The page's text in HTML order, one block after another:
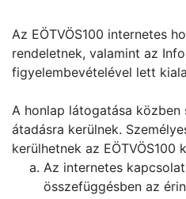
Az EÖTVÖS100 internetes
rendeletnek, valamint az
figyelembevételével lett
A honlap látogatása közben
átadásra kerülnek.
kerülhetnek az EÖTVÖS100
Az internetes
összefüggésben az